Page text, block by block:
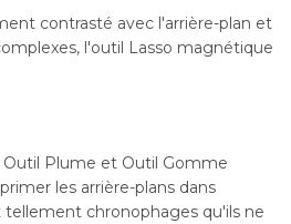
contrasté avec l'arrière-plan et
l'outil Lasso magnétique
Outil Plume et Outil Gomme
les arrière-plans dans
tellement chronophages qu'ils ne